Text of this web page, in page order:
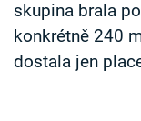
skupina brala
konkrétně 240
dostala jen